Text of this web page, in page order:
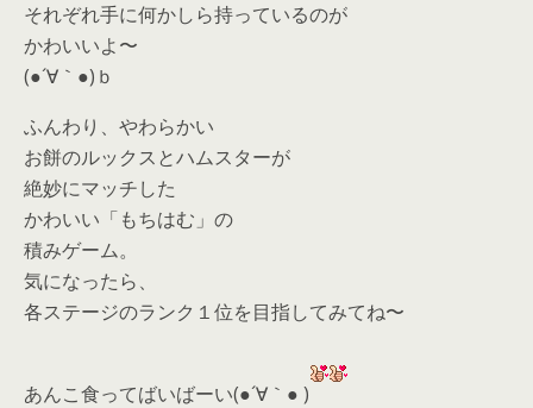
それぞれ手に何かしら持っているのが
かわいいよ〜
(●´∀｀●)ｂ
ふんわり、やわらかい
お餅のルックスとハムスターが
絶妙にマッチした
かわいい「もちはむ」の
積みゲーム。
気になったら、
各ステージのランク１位を目指してみてね〜
あんこ食ってばいばーい(●´∀｀● )